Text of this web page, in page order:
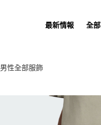
最新情報 全
男性全部服飾